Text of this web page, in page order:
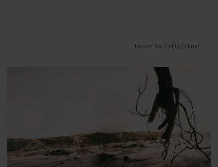
4 november 2014 1 min